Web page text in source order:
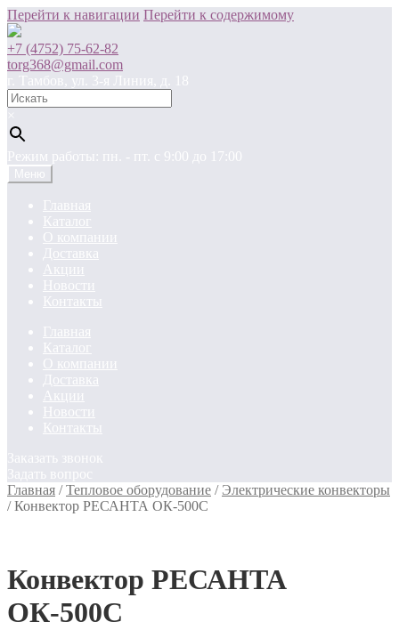
Перейти к навигации Перейти к содержимому
+7 (4752) 75-62-82
torg368@gmail.com
г. Тамбов, ул. 3-я Линия, д. 18
×
Режим работы: пн. - пт. c 9:00 до 17:00
Меню
Главная
Каталог
О компании
Доставка
Акции
Новости
Контакты
Главная
Каталог
О компании
Доставка
Акции
Новости
Контакты
Заказать звонок
Задать вопрос
Главная /Тепловое оборудование / Электрические конвекторы
/Конвектор РЕСАНТА ОК-500С
Конвектор РЕСАНТА
ОК-500С